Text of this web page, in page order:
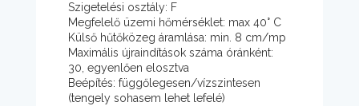
Szigetelési osztály: F
Megfelelő üzemi hőmérséklet: max 40° C
Külső hűtőközeg áramlása: min. 8 cm/mp
Maximális újraindítások száma óránként:
30, egyenlően elosztva
Beépítés: függőlegesen/vízszintesen
(tengely sohasem lehet lefelé)